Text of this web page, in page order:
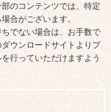
のコンテンツでは、特定
合がございます。
でない場合は、お手数で
ウンロードサイトよりプ
行っていただけますよう